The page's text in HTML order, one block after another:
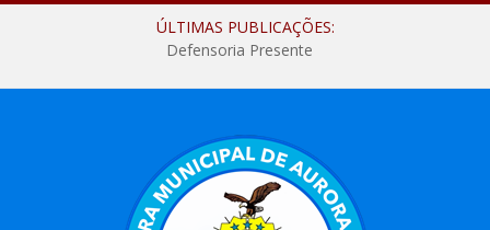
ÚLTIMAS PUBLICAÇÕES:
Defensoria Presente